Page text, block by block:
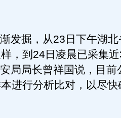
掘，从23日下午湖北
，到24日凌晨已采集
局局长曾祥国说，目前
进行分析比对，以尽